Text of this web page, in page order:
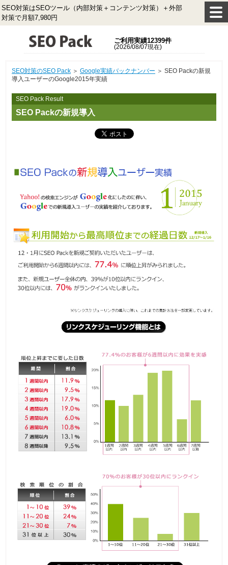
SEO対策はSEOツール（内部対策＋コンテンツ対策）＋外部
対策で月額7,980円
ご利用実績12399件
(2026/08/07現在)
SEO対策のSEO Pack ＞ Google実績バックナンバー ＞ SEO Packの新規
導入ユーザーのGoogle2015年実績
SEO Pack Result
SEO Packの新規導入